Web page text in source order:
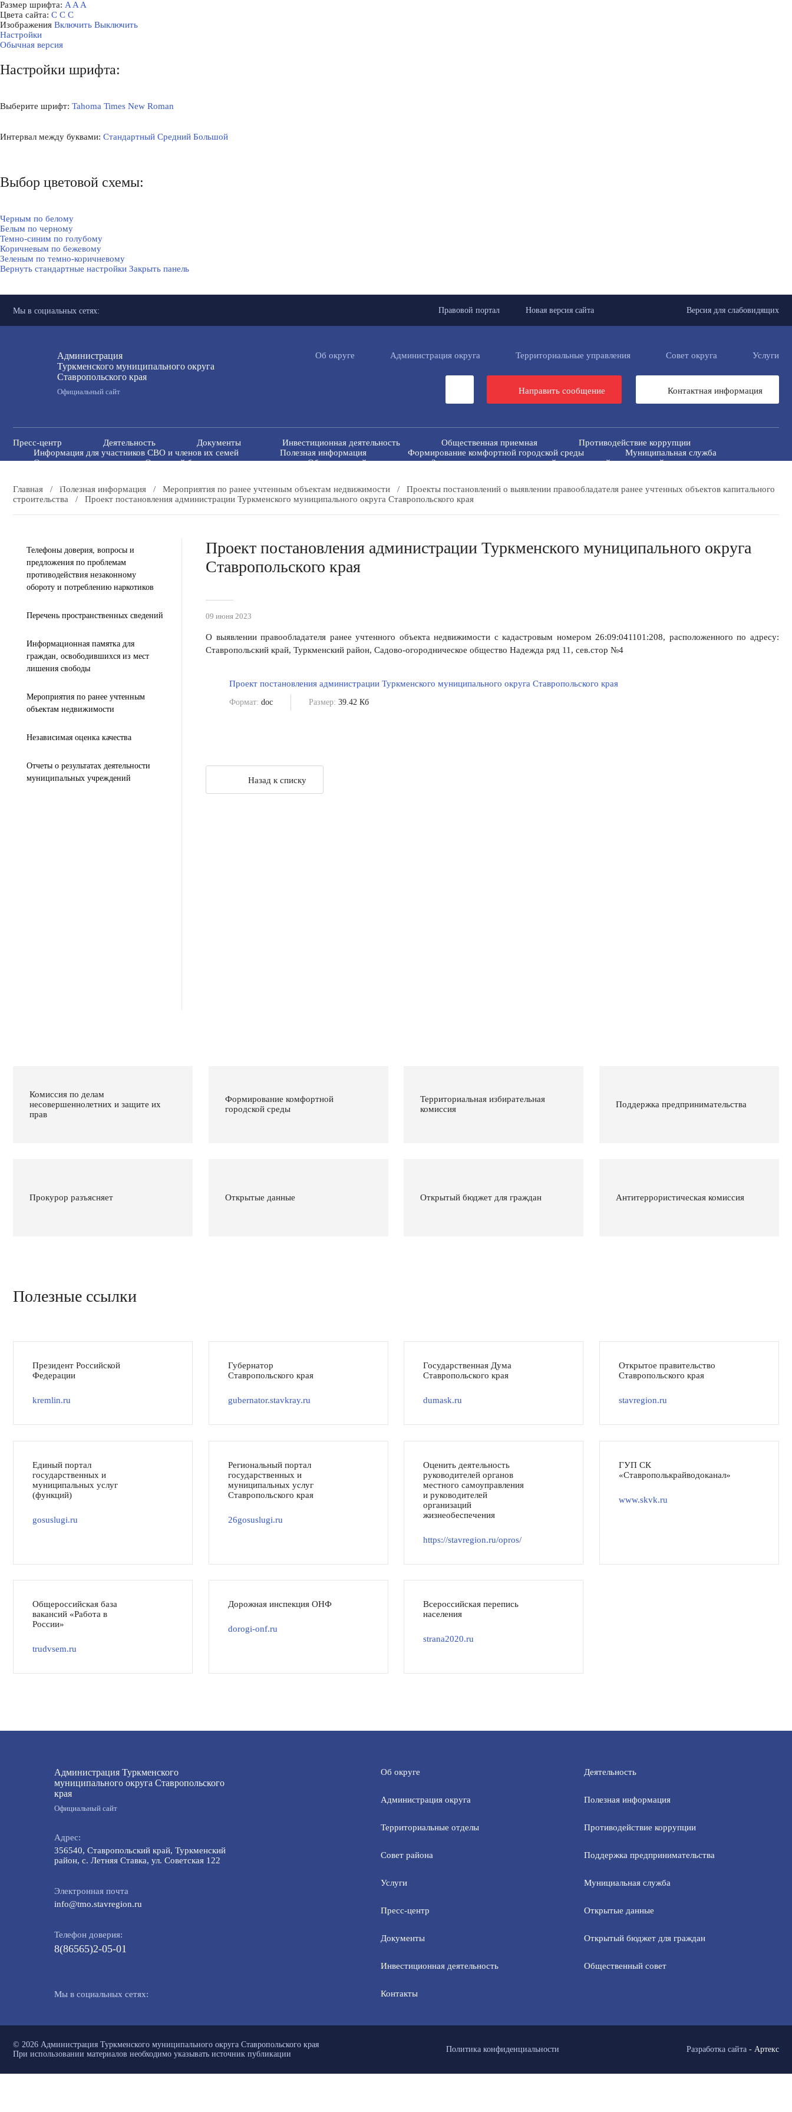
Размер шрифта: A A A
Цвета сайта: С С С
Изображения Включить Выключить
Настройки
Обычная версия
Настройки шрифта:
Выберите шрифт: Tahoma Times New Roman
Интервал между буквами: Стандартный Средний Большой
Выбор цветовой схемы:
Черным по белому
Белым по черному
Темно-синим по голубому
Коричневым по бежевому
Зеленым по темно-коричневому
Вернуть стандартные настройки Закрыть панель
Мы в социальных сетях: Правовой портал Новая версия сайта Версия для слабовидящих
Администрация
Туркменского муниципального округа
Ставропольского края
Официальный сайт
Об округе Администрация округа Территориальные управления Совет округа Услуги
Направить сообщение Контактная информация
Пресс-центр Деятельность Документы Инвестиционная деятельность Общественная приемная
Противодействие коррупции
Информация для участников СВО и членов их семей
Полезная информация Формирование комфортной городской среды
Муниципальная служба
Открытые данные
Открытый бюджет для граждан Общественный совет
Защита населения и территорий от чрезвычайных ситуаций
Главная / Полезная информация / Мероприятия по ранее учтенным объектам недвижимости /
Проекты постановлений о выявлении правообладателя ранее учтенных объектов капитального
строительства
/ Проект постановления администрации Туркменского муниципального округа Ставропольского края
Телефоны доверия, вопросы и
предложения по проблемам
противодействия незаконному
обороту и потреблению наркотиков
Перечень пространственных сведений
Информационная памятка для
граждан, освободившихся из мест
лишения свободы
Мероприятия по ранее учтенным
объектам недвижимости
Независимая оценка качества
Отчеты о результатах деятельности
муниципальных учреждений
Проект постановления администрации Туркменского муниципального округа
Ставропольского края
09 июня 2023
О выявлении правообладателя ранее учтенного объекта недвижимости с кадастровым номером 26:09:041101:208, расположенного по адресу:
Ставропольский край, Туркменский район, Садово-огородническое общество Надежда ряд 11, сев.стор №4
Проект постановления администрации Туркменского муниципального округа Ставропольского края
Формат: doc Размер: 39.42 Кб
Назад к списку
Комиссия по делам
несовершеннолетних и защите их
прав
Формирование комфортной
городской среды
Территориальная избирательная
комиссия
Поддержка предпринимательства
Прокурор разъясняет Открытые данные Открытый бюджет для граждан Антитеррористическая комиссия
Полезные ссылки
Президент Российской
Федерации
kremlin.ru
Губернатор
Ставропольского края
gubernator.stavkray.ru
Государственная Дума
Ставропольского края
dumask.ru
Открытое правительство
Ставропольского края
stavregion.ru
Единый портал
государственных и
муниципальных услуг
(функций)
gosuslugi.ru
Региональный портал
государственных и
муниципальных услуг
Ставропольского края
26gosuslugi.ru
Оценить деятельность
руководителей органов
местного самоуправления
и руководителей
организаций
жизнеобеспечения
https://stavregion.ru/opros/
ГУП СК
«Ставрополькрайводоканал»
www.skvk.ru
Общероссийская база
вакансий «Работа в
России»
trudvsem.ru
Дорожная инспекция ОНФ
dorogi-onf.ru
Всероссийская перепись
населения
strana2020.ru
Администрация Туркменского
муниципального округа Ставропольского
края
Официальный сайт
Адрес:
356540, Ставропольский край, Туркменский
район, с. Летняя Ставка, ул. Советская 122
Электронная почта
info@tmo.stavregion.ru
Телефон доверия:
8(86565)2-05-01
Мы в социальных сетях:
Об округе
Администрация округа
Территориальные отделы
Совет района
Услуги
Пресс-центр
Документы
Инвестиционная деятельность
Контакты
Деятельность
Полезная информация
Противодействие коррупции
Поддержка предпринимательства
Мунициальная служба
Открытые данные
Открытый бюджет для граждан
Общественный совет
© 2026 Администрация Туркменского муниципального округа Ставропольского края
При использовании материалов необходимо указывать источник публикации
Политика конфиденциальности Разработка сайта - Артекс